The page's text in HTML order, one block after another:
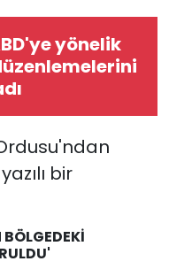
yönelik
bir